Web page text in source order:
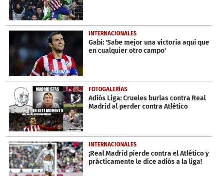
INTERNACIONALES
Gabi: 'Sabe mejor una victoria aquí que
en cualquier otro campo'
FOTOGALERÍAS
Adiós Liga: Crueles burlas contra Real
Madrid al perder contra Atlético
INTERNACIONALES
¡Real Madrid pierde contra el Atlético y
prácticamente le dice adiós a la liga!